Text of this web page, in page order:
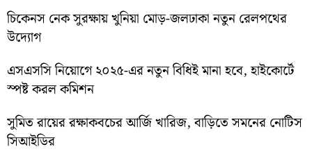
চিকেনস নেক সুরক্ষায় খুনিয়া মোড়-জলঢাকা নতুন রেলপথের
উদ্যোগ
এসএসসি নিয়োগে ২০২৫-এর নতুন বিধিই মানা হবে, হাইকোর্টে
স্পষ্ট করল কমিশন
সুমিত রায়ের রক্ষাকবচের আর্জি খারিজ, বাড়িতে সমনের নোটিস
সিআইডির